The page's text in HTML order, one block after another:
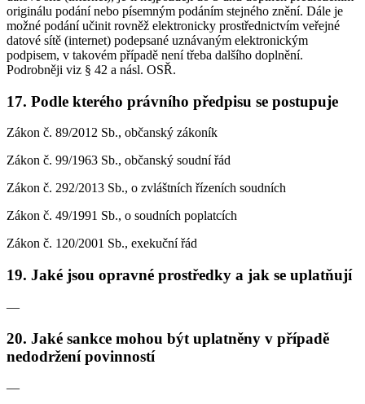
originálu podání nebo písemným podáním stejného znění. Dále je
možné podání učinit rovněž elektronicky prostřednictvím veřejné
datové sítě (internet) podepsané uznávaným elektronickým
podpisem, v takovém případě není třeba dalšího doplnění.
Podrobněji viz § 42 a násl. OSŘ.
17. Podle kterého právního předpisu se postupuje
Zákon č. 89/2012 Sb., občanský zákoník
Zákon č. 99/1963 Sb., občanský soudní řád
Zákon č. 292/2013 Sb., o zvláštních řízeních soudních
Zákon č. 49/1991 Sb., o soudních poplatcích
Zákon č. 120/2001 Sb., exekuční řád
19. Jaké jsou opravné prostředky a jak se uplatňují
—
20. Jaké sankce mohou být uplatněny v případě
nedodržení povinností
—